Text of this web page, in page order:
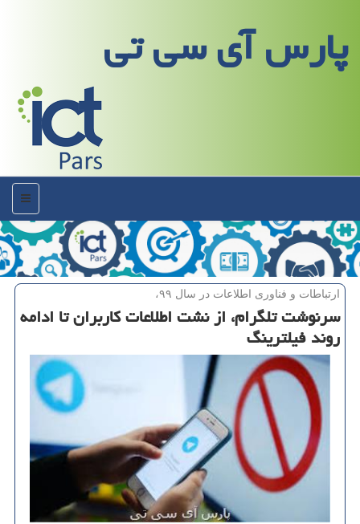
پارس آی سی تی
منو
ارتباطات و فناوری اطلاعات در سال ۹۹،
سرنوشت تلگرام، از نشت اطلاعات كاربران تا ادامه
روند فیلترینگ